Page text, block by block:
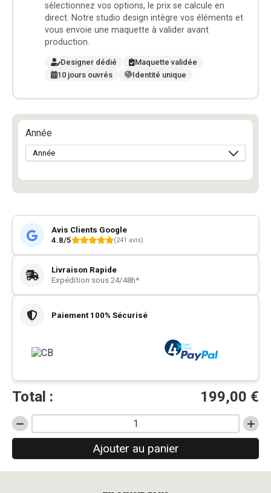
sélectionnez vos options, le prix se calcule en
direct. Notre studio design intègre vos éléments et
vous envoie une maquette à valider avant
production.
Designer dédié
Maquette validée
10 jours ouvrés
Identité unique
Année
Avis Clients Google
4.8/5
(241 avis)
Livraison Rapide
Expédition sous 24/48h*
Paiement 100% Sécurisé
Total : 199,00 €
quantité
de
déco
Quad
Ajouter au panier